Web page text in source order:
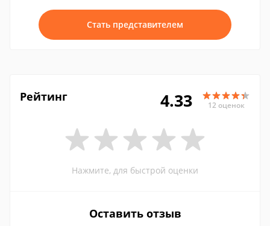
Стать представителем
Рейтинг 4.33 12 оценок
Нажмите, для быстрой оценки
Оставить отзыв